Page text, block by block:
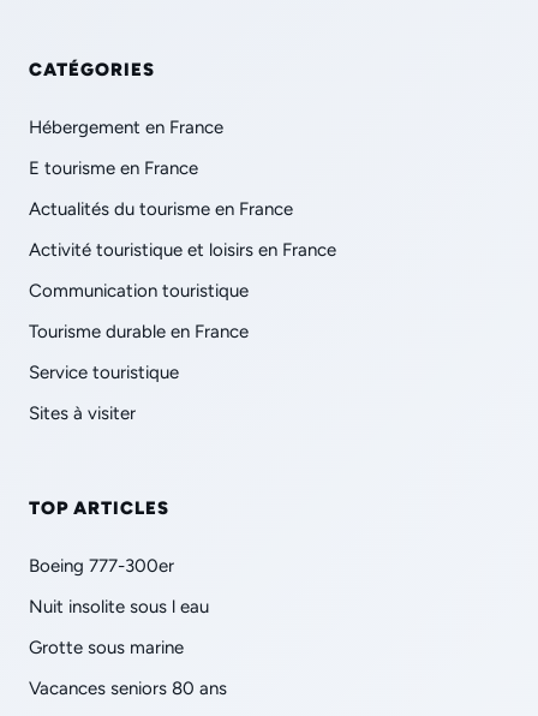
CATÉGORIES
Hébergement en France
E tourisme en France
Actualités du tourisme en France
Activité touristique et loisirs en France
Communication touristique
Tourisme durable en France
Service touristique
Sites à visiter
TOP ARTICLES
Boeing 777-300er
Nuit insolite sous l eau
Grotte sous marine
Vacances seniors 80 ans